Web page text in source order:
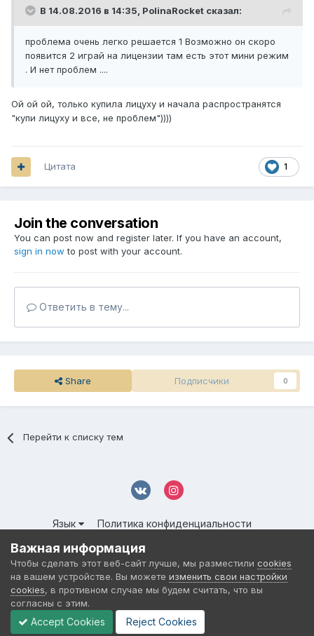
В 14.08.2016 в 14:35, PolinaRocket сказал:
проблема очень легко решается 1 Возможно он скоро
появится 2 играй на лицензии там есть этот мини режим
. И нет проблем ....
Ой ой ой, только купила лицуху и начала распространятся
"купи лицуху и все, не проблем"))))
1
Цитата
Join the conversation
You can post now and register later. If you have an account,
sign in now to post with your account.
Ответить в тему...
Share Подписчики 0
Перейти к списку тем
Язык
Политика конфиденциальности
© 2016-2026 DMS NETWORK | All Rights Reserved.
Powered by Invision Community
Важная информация
Чтобы сделать этот веб-сайт лучше, мы разместили cookies
на вашем устройстве. Вы можете изменить свои настройки
cookies, в противном случае мы будем считать, что вы
согласны с этим.
Accept Cookies Reject Cookies